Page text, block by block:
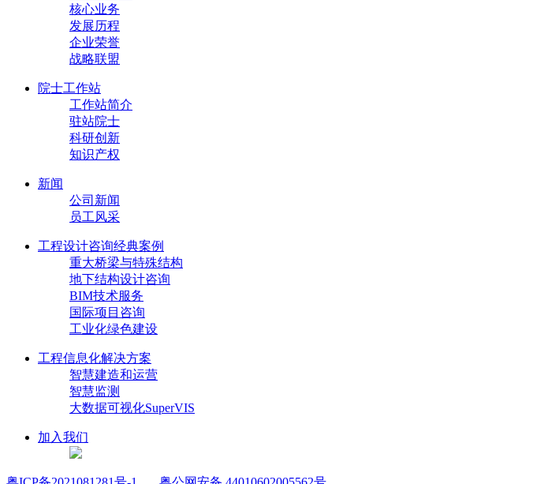
核心业务
发展历程
企业荣誉
战略联盟
院士工作站
工作站简介
驻站院士
科研创新
知识产权
新闻
公司新闻
员工风采
工程设计咨询经典案例
重大桥梁与特殊结构
地下结构设计咨询
BIM技术服务
国际项目咨询
工业化绿色建设
工程信息化解决方案
智慧建造和运营
智慧监测
大数据可视化SuperVIS
加入我们